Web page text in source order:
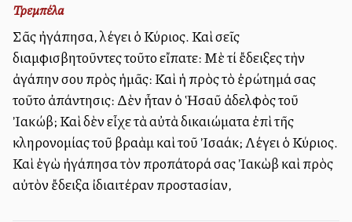
Τρεμπέλα
Σᾶς ἠγάπησα, λέγει ὁ Κύριος. Καὶ σεῖς
διαμφισβητοῦντες τοῦτο εἴπατε: Μὲ τί ἔδειξες τὴν
ἀγάπην σου πρὸς ἡμᾶς: Καὶ ἡ πρὸς τὸ ἐρώτημά σας
τοῦτο ἀπάντησις: Δὲν ἦταν ὁ Ἡσαῦ ἀδελφὸς τοῦ
Ἰακώβ; Καὶ δὲν εἶχε τὰ αὐτὰ δικαιώματα ἐπὶ τῆς
κληρονομίας τοῦ Ἀβραὰμ καὶ τοῦ Ἰσαάκ; Λέγει ὁ Κύριος.
Καὶ ἐγὼ ἠγάπησα τὸν προπάτορά σας Ἰακὼβ καὶ πρὸς
αὐτὸν ἔδειξα ἰδιαιτέραν προστασίαν,